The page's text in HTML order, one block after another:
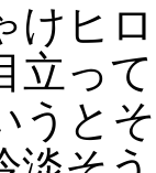
ヒ
立っ
うと